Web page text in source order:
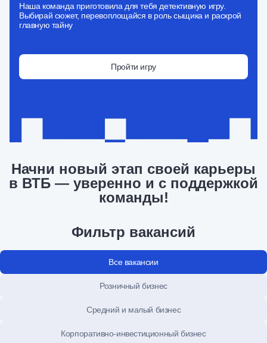
Наша команда приготовила для тебя детективную игру.
Выбирай сюжет, перевоплощайся в роль сыщика и раскрой
главную тайну
Пройти игру
Начни новый этап своей карьеры
в ВТБ — уверенно и с поддержкой
команды!
Фильтр вакансий
Все вакансии
Розничный бизнес
Средний и малый бизнес
Корпоративно-инвестиционный бизнес